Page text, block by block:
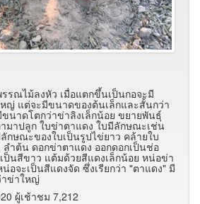
รณไม้ลงหัว เมื่อแตกขึ้นเป็นกอจะมี
ญ่ แต่จะมีขนาดของต้นเล็กและสั้นกว่า
นาดโตกว่าข่าลิงเล็กน้อย ขยายพันธุ์
มาปลูก ใบข่าตาแดง ใบมีลักษณะเช่น
กษณะของใบเป็นรูปไข่ยาว คล้ายใบ
ำต้น ดอกข่าตาแดง ออกดอกเป็นช่อ
ป็นสีขาว แต้มด้วยสีแดงเล็กน้อย หน่อข่า
อจะเป็นสีแดงจัด ซึ่งเรียกว่า "ตาแดง" มี
ข่าใหญ่
ผู้เช้าชม 7,212